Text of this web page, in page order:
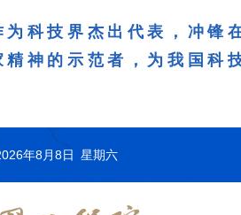
为科技界杰出代表，冲锋
神的示范者，为我国科
年8月8日 星期六